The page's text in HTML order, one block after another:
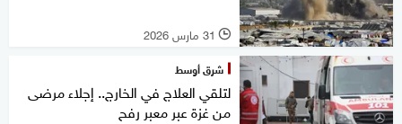
l 31 مارس 2026
شرق أوسط
لتلقي العلاج في الخارج.. إجلاء مرضى
من غزة عبر معبر رفح